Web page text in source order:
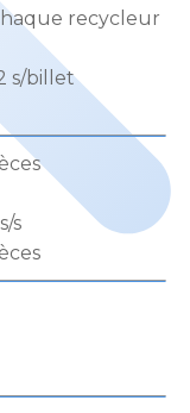
recycleur
s/billet
s